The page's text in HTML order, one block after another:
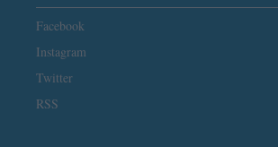
Facebook
Instagram
Twitter
RSS